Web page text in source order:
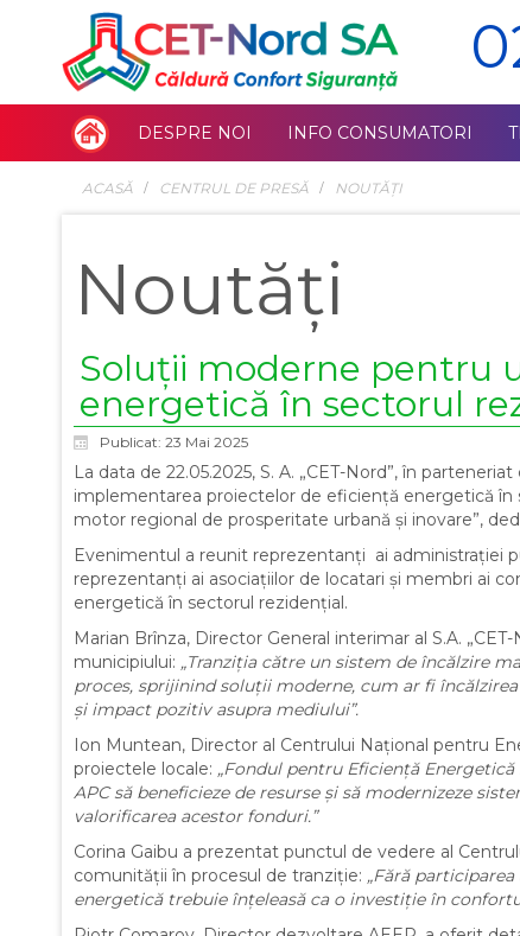
DESPRE NOI INFO CONSUMATORI
ACASĂ СENTRUL DE PRESĂ NOUTĂȚI
Noutăți
Soluții moderne pentru
energetică în sectorul
Publicat: 23 Mai 2025
La data de 22.05.2025, S. A. „CET-Nord”, în
implementarea proiectelor de eficiență energetică în
motor regional de prosperitate urbană și inovare”,
Evenimentul a reunit reprezentanți ai administrației
reprezentanți ai asociațiilor de locatari și membri ai
energetică în sectorul rezidențial.
Marian Brînza, Director General interimar al S.A.
municipiului: „Tranziția către un sistem de încălzire
proces, sprijinind soluții moderne, cum ar fi
și impact pozitiv asupra mediului”.
Ion Muntean, Director al Centrului Național pentru
proiectele locale: „Fondul pentru Eficiență
APC să beneficieze de resurse și să modernizeze
valorificarea acestor fonduri.”
Corina Gaibu a prezentat punctul de vedere al
comunității în procesul de tranziție: „Fără
energetică trebuie înțeleasă ca o investiție în